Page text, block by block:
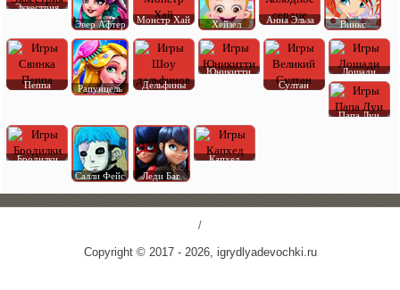
Эквестрия
Эвер Афтер
Монстр Хай Хейзел Анна Эльза Винкс
Пеппа Рапунцель Дельфины
Юникитти
Султан
Лошади
Папа Луи
Бродилки
Салли Фейс
Леди Баг
Капхед
/
Copyright © 2017 - 2026, igrydlyadevochki.ru